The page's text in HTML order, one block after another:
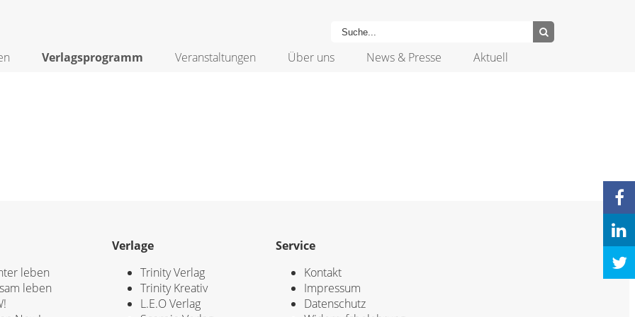
Verlagsprogramm Veranstaltungen Über uns News & Presse Aktuell
leben
leben
Verlage
Trinity Verlag
Trinity Kreativ
L.E.O Verlag
Service
Kontakt
Impressum
Datenschutz